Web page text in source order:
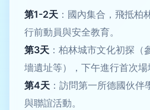
第1-2天 ：國內集合，飛抵柏
行前動員與安全教育。
第3天 ：柏林城市文化初探
墻遺址等），下午進行首次場
第4天 ：訪問第一所德國伙
與聯誼活動。